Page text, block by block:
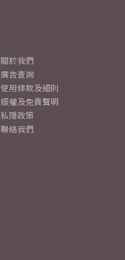
關於我們
廣告查詢
使用條款及細則
版權及免責聲明
私隱政策
聯絡我們